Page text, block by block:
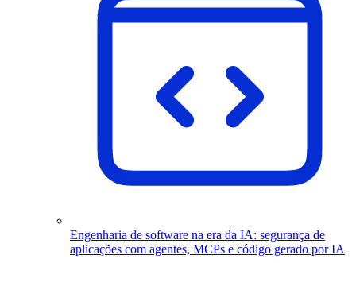
Engenharia de software na era da IA: segurança de
aplicações com agentes, MCPs e código gerado por IA